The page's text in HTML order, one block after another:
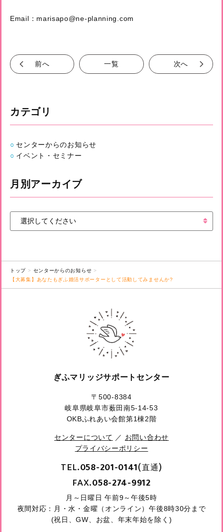
Email：marisapo@ne-planning.com
前へ 一覧 次へ
カテゴリ
センターからのお知らせ
イベント・セミナー
月別アーカイブ
トップ
センターからのお知らせ
【大募集】あなたもぎふ婚活サポーターとして活動してみませんか?
ぎふマリッジサポートセンター
〒500-8384
岐阜県岐阜市薮田南5-14-53
OKBふれあい会館第1棟2階
センターについて ／ お問い合わせ
プライバシーポリシー
TEL.058-201-0141(直通)
FAX.058-274-9912
月～日曜日 午前9～午後5時
夜間対応：月・水・金曜（オンライン）午後8時30分まで
(祝日、GW、お盆、年末年始を除く)